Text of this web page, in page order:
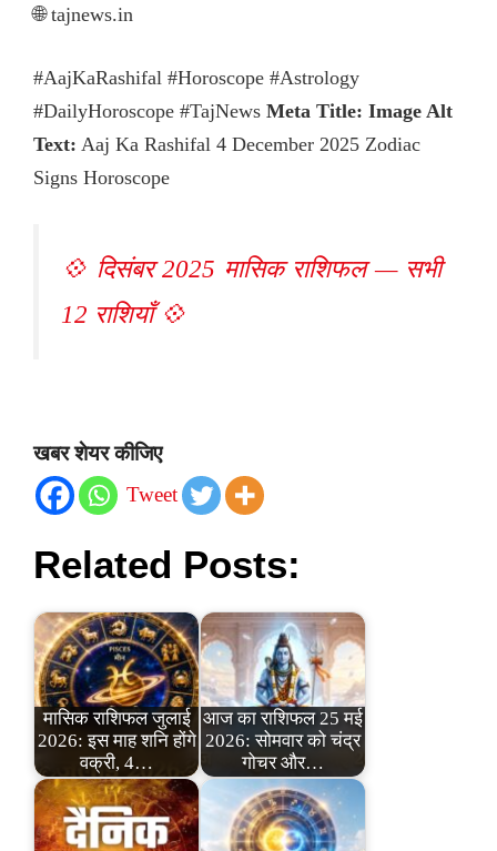
🌐 tajnews.in
#AajKaRashifal #Horoscope #Astrology
#DailyHoroscope #TajNews Meta Title: Image Alt
Text: Aaj Ka Rashifal 4 December 2025 Zodiac
Signs Horoscope
💠 दिसंबर 2025 मासिक राशिफल — सभी
12 राशियाँ 💠
खबर शेयर कीजिए
Tweet
Related Posts:
मासिक राशिफल जुलाई
2026: इस माह शनि होंगे
वक्री, 4…
आज का राशिफल 25 मई
2026: सोमवार को चंद्र
गोचर और…